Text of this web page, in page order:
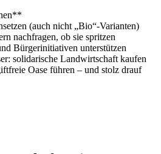
(auch nicht „Bio“-Varianten)
nachfragen, ob sie spritzen
Bürgerinitiativen unterstützen
solidarische Landwirtschaft kaufen
Oase führen – und stolz drauf